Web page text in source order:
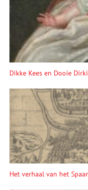
Dikke Kees en Dooie
Het verhaal van het